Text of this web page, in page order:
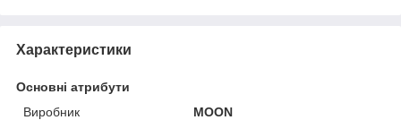
Характеристики
Основні атрибути
Виробник
MOON